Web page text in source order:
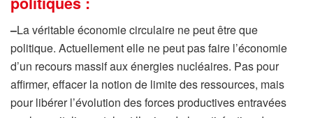
–La véritable économie circulaire ne peut être que
politique. Actuellement elle ne peut pas faire l’économie
d’un recours massif aux énergies nucléaires. Pas pour
affirmer, effacer la notion de limite des ressources, mais
pour libérer l’évolution des forces productives entravées